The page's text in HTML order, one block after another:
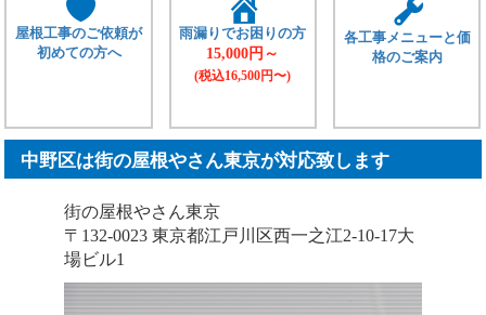
屋根工事のご依頼が
初めての方へ
雨漏りでお困りの方
15,000円～
(税込16,500円〜)
各工事メニューと価
格のご案内
中野区は街の屋根やさん東京が対応致します
街の屋根やさん東京
〒132-0023 東京都江戸川区西一之江2-10-17大
場ビル1